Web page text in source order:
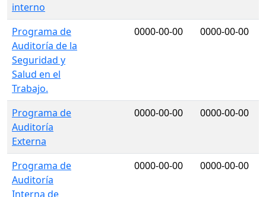
interno
Programa de
Auditoría de la
Seguridad y
Salud en el
Trabajo.
0000-00-00 0000-00-00
Programa de
Auditoría
Externa
0000-00-00 0000-00-00
Programa de
Auditoría
Interna de
0000-00-00 0000-00-00